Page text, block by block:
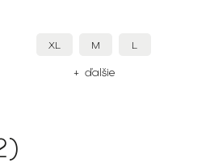
XL M L
+ ďalšie